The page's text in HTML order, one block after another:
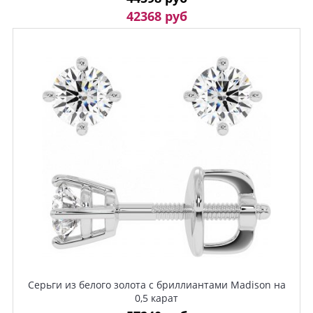
42368 руб
Серьги из белого золота с бриллиантами Madison на
0,5 карат